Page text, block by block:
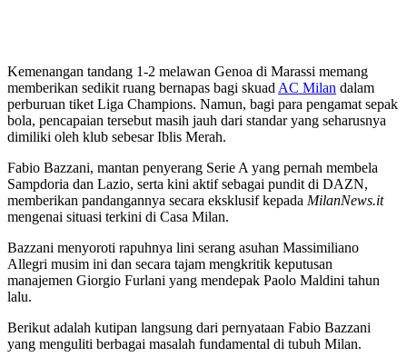
Kemenangan tandang 1-2 melawan Genoa di Marassi memang
memberikan sedikit ruang bernapas bagi skuad AC Milan dalam
perburuan tiket Liga Champions. Namun, bagi para pengamat sepak
bola, pencapaian tersebut masih jauh dari standar yang seharusnya
dimiliki oleh klub sebesar Iblis Merah.
Fabio Bazzani, mantan penyerang Serie A yang pernah membela
Sampdoria dan Lazio, serta kini aktif sebagai pundit di DAZN,
memberikan pandangannya secara eksklusif kepada MilanNews.it
mengenai situasi terkini di Casa Milan.
Bazzani menyoroti rapuhnya lini serang asuhan Massimiliano
Allegri musim ini dan secara tajam mengkritik keputusan
manajemen Giorgio Furlani yang mendepak Paolo Maldini tahun
lalu.
Berikut adalah kutipan langsung dari pernyataan Fabio Bazzani
yang menguliti berbagai masalah fundamental di tubuh Milan.